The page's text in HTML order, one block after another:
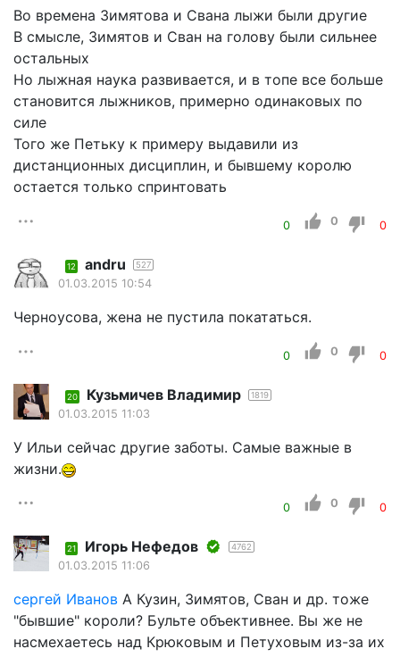
Во времена Зимятова и Свана лыжи были другие
В смысле, Зимятов и Сван на голову были сильнее
остальных
Но лыжная наука развивается, и в топе все больше
становится лыжников, примерно одинаковых по
силе
Того же Петьку к примеру выдавили из
дистанционных дисциплин, и бывшему королю
остается только спринтовать
0 0 0
12 andru 527
01.03.2015 10:54
Черноусова, жена не пустила покататься.
0 0 0
20 Кузьмичев Владимир 1819
01.03.2015 11:03
У Ильи сейчас другие заботы. Самые важные в
жизни.
0 0 0
21 Игорь Нефедов 4762
01.03.2015 11:06
сергей Иванов А Кузин, Зимятов, Сван и др. тоже
"бывшие" короли? Бульте объективнее. Вы же не
насмехаетесь над Крюковым и Петуховым из-за их